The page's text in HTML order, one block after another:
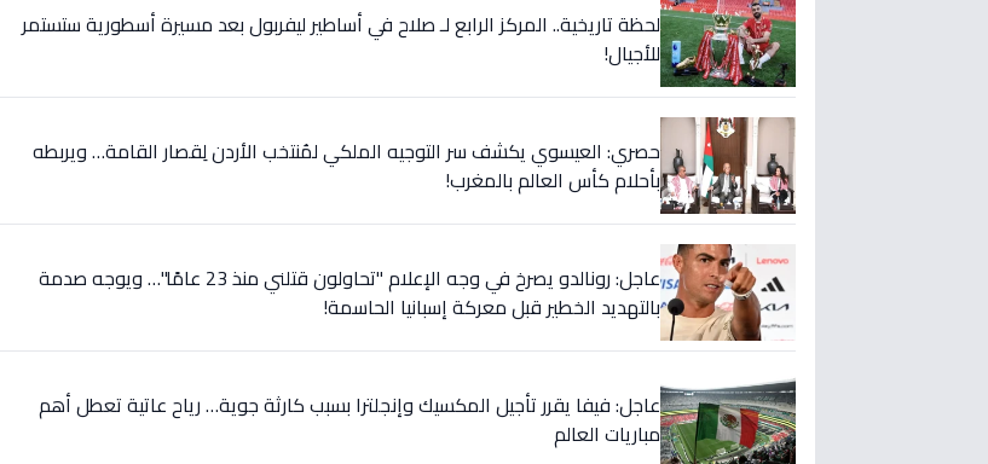
لحظة تاريخية.. المركز الرابع لـ صلاح في أساطير ليفربول بعد مسيرة أسطورية ستستمر
للأجيال!
حصري: العيسوي يكشف سر التوجيه الملكي لمُنتخب الأردن لِقصار القامة… ويربطه
بأحلام كأس العالم بالمغرب!
عاجل: رونالدو يصرخ في وجه الإعلام "تحاولون قتلني منذ 23 عامًا"… ويوجه صدمة
بالتهديد الخطير قبل معركة إسبانيا الحاسمة!
عاجل: فيفا يقرر تأجيل المكسيك وإنجلترا بسبب كارثة جوية… رياح عاتية تعطل أهم
مباريات العالم